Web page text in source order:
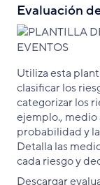
Evaluación
Utiliza esta
clasificar los
categorizar los
ejemplo.,
probabilidad y
Detalla las
cada riesgo y
Descargar